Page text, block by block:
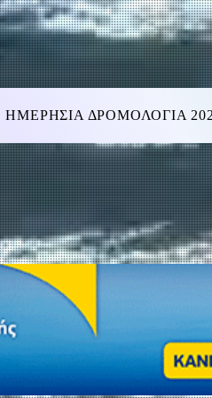
ΗΜΕΡΗΣΙΑ ΔΡΟΜΟΛΟΓΙΑ